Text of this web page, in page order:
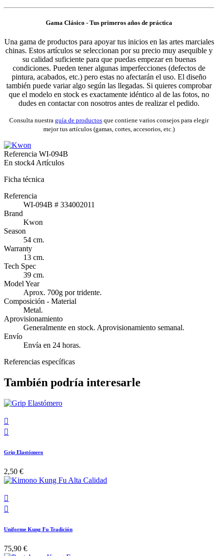
Gama Clásico - Tus primeros años de práctica
Una gama de productos para apoyar tus inicios en las artes marciales
chinas. Estos artículos se seleccionan por su precio muy asequible y
su calidad suficiente para que puedas empezar en buenas
condiciones. Pueden tener algunas imperfecciones (defectos de
pintura, acabados, etc.) pero estas no afectarán el uso. El diseño
también puede variar algo según las llegadas. Si quieres comprobar
que el modelo en stock es exactamente idéntico al de las fotos, no
dudes en contactar con nosotros antes de realizar el pedido.
Consulta nuestra guía de productos que contiene varios consejos para elegir
mejor tus artículos (gamas, cortes, accesorios, etc.)
Referencia WI-094B
En stock4 Artículos
Ficha técnica
Referencia
WI-094B # 334002011
Brand
Kwon
Season
54 cm.
Warranty
13 cm.
Tech Spec
39 cm.
Model Year
Aprox. 700g por tridente.
Composición - Material
Metal.
Aprovisionamiento
Generalmente en stock. Aprovisionamiento semanal.
Envío
Envía en 24 horas.
Referencias específicas
También podría interesarle


Grip Elastómero
2,50 €


Uniforme Kung Fu Tradición
75,90 €